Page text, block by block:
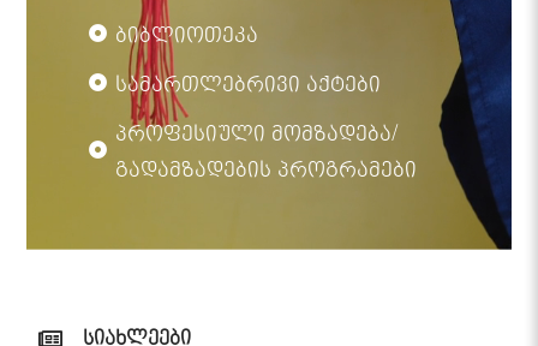
ბიბლიოთეკა
სამართლებრივი აქტები
პროფესიული მომზადება/
გადამზადების პროგრამები
სიახლეები